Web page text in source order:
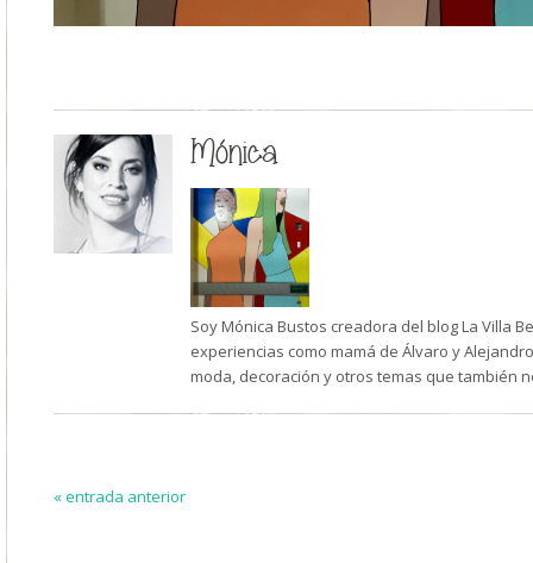
Mónica
Soy Mónica Bustos creadora del blog La Villa
experiencias como mamá de Álvaro y
moda, decoración y otros temas que también
« entrada anterior